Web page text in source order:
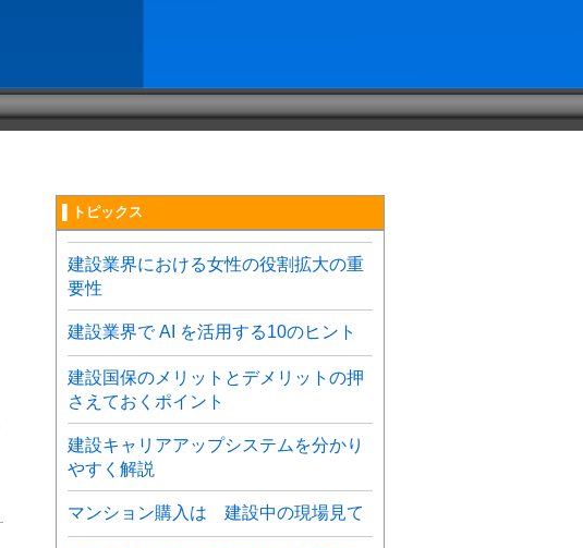
▌トピックス
建設業界における女性の役割拡大の重
要性
建設業界で AI を活用する10のヒント
建設国保のメリットとデメリットの押
さえておくポイント
建設キャリアアップシステムを分かり
やすく解説
マンション購入は 建設中の現場見て